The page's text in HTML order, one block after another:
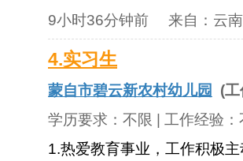
9小时36分钟前 来自： 云
4.实习生
蒙自市碧云新农村幼儿园
(
学历要求： 不限 | 工作经验：
1.热爱教育事业，工作积极